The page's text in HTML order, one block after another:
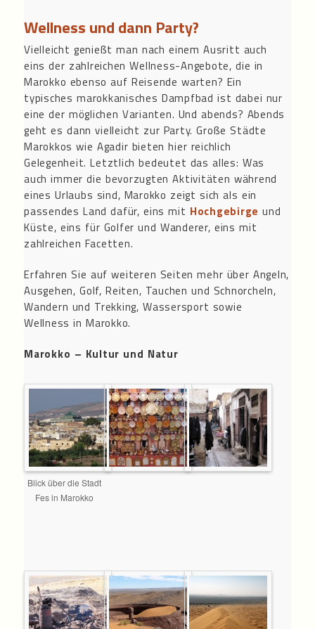
Wellness und dann Party?
Vielleicht genießt man nach einem Ausritt auch
eins der zahlreichen Wellness-Angebote, die in
Marokko ebenso auf Reisende warten? Ein
typisches marokkanisches Dampfbad ist dabei nur
eine der möglichen Varianten. Und abends? Abends
geht es dann vielleicht zur Party. Große Städte
Marokkos wie Agadir bieten hier reichlich
Gelegenheit. Letztlich bedeutet das alles: Was
auch immer die bevorzugten Aktivitäten während
eines Urlaubs sind, Marokko zeigt sich als ein
passendes Land dafür, eins mit Hochgebirge und
Küste, eins für Golfer und Wanderer, eins mit
zahlreichen Facetten.
Erfahren Sie auf weiteren Seiten mehr über Angeln,
Ausgehen, Golf, Reiten, Tauchen und Schnorcheln,
Wandern und Trekking, Wassersport sowie
Wellness in Marokko.
Marokko – Kultur und Natur
Blick über die Stadt
Fes in Marokko